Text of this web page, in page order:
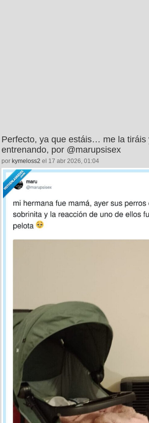
Perfecto, ya que estáis… me la tiráis
entrenando, por @marupsisex
por kymeloss2 el 17 abr 2026, 01:04